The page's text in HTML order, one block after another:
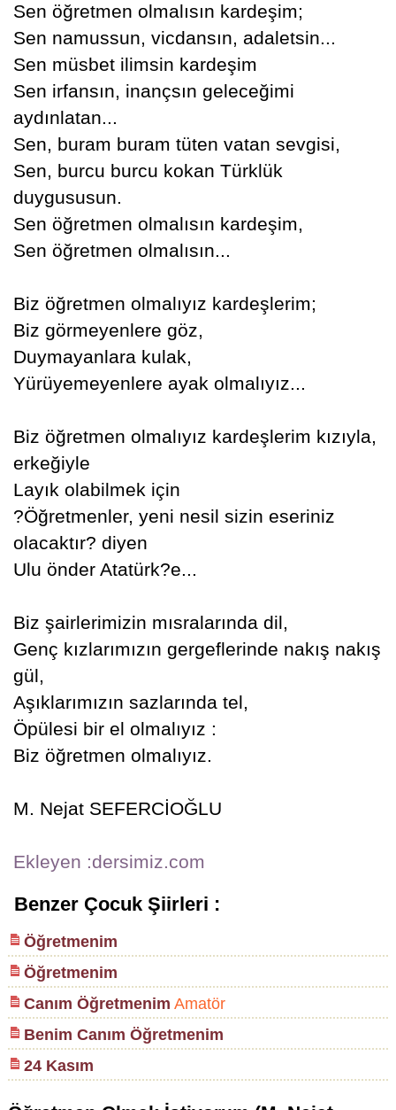
Sen öğretmen olmalısın kardeşim;
Sen namussun, vicdansın, adaletsin...
Sen müsbet ilimsin kardeşim
Sen irfansın, inançsın geleceğimi
aydınlatan...
Sen, buram buram tüten vatan sevgisi,
Sen, burcu burcu kokan Türklük
duygususun.
Sen öğretmen olmalısın kardeşim,
Sen öğretmen olmalısın...
Biz öğretmen olmalıyız kardeşlerim;
Biz görmeyenlere göz,
Duymayanlara kulak,
Yürüyemeyenlere ayak olmalıyız...
Biz öğretmen olmalıyız kardeşlerim kızıyla,
erkeğiyle
Layık olabilmek için
?Öğretmenler, yeni nesil sizin eseriniz
olacaktır? diyen
Ulu önder Atatürk?e...
Biz şairlerimizin mısralarında dil,
Genç kızlarımızın gergeflerinde nakış nakış
gül,
Aşıklarımızın sazlarında tel,
Öpülesi bir el olmalıyız :
Biz öğretmen olmalıyız.
M. Nejat SEFERCİOĞLU
Ekleyen :dersimiz.com
Benzer Çocuk Şiirleri :
Öğretmenim
Öğretmenim
Canım Öğretmenim Amatör
Benim Canım Öğretmenim
24 Kasım